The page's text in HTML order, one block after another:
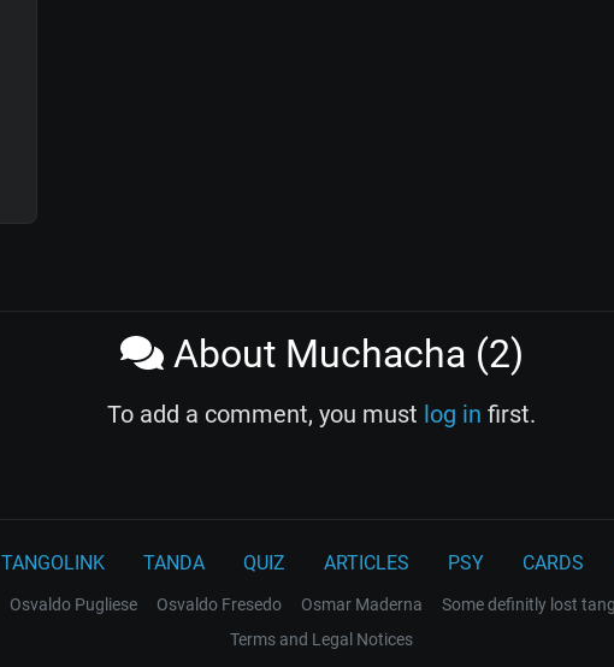
About Muchacha (2)
To add a comment, you must log in first.
TANGOLINK TANDA QUIZ ARTICLES PSY CARDS
Osvaldo Pugliese Osvaldo Fresedo Osmar Maderna Some definitly lost
Terms and Legal Notices